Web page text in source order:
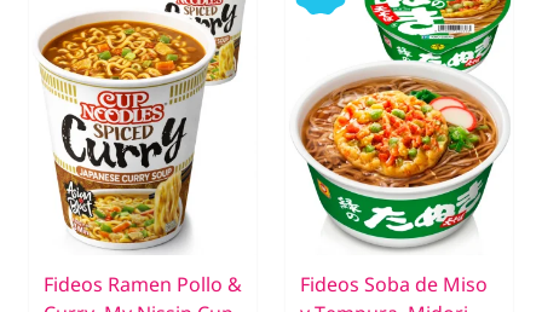
Fideos Ramen Pollo &
Fideos Soba de Miso